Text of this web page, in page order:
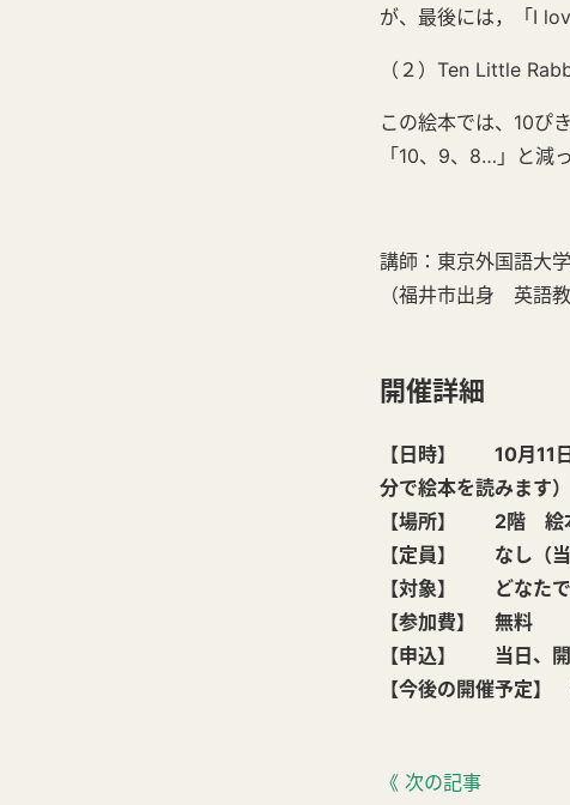
が、最後には，「I
（２）Ten Little
この絵本では、10ぴ
「10、9、8…」と減
講師：東京外国語大
（福井市出身 英語教
開催詳細
【日時】 10月11
分で絵本を読みます）
【場所】 2階 絵
【定員】 なし（当
【対象】 どなた
【参加費】 無料
【申込】 当日、開
【今後の開催予定
《 次の記事